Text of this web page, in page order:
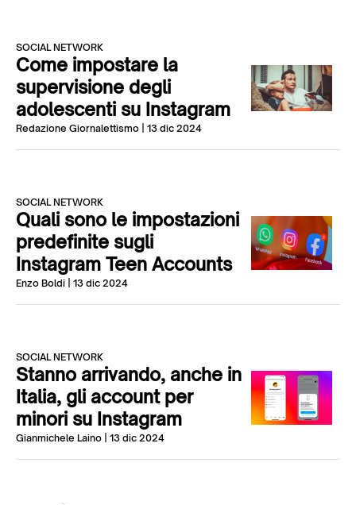
SOCIAL NETWORK
Come impostare la
supervisione degli
adolescenti su Instagram
Redazione Giornalettismo | 13 dic 2024
SOCIAL NETWORK
Quali sono le impostazioni
predefinite sugli
Instagram Teen Accounts
Enzo Boldi | 13 dic 2024
SOCIAL NETWORK
Stanno arrivando, anche in
Italia, gli account per
minori su Instagram
Gianmichele Laino | 13 dic 2024